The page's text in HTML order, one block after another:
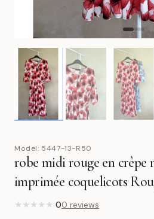
Model: 5447-13-R50
robe midi rouge en crêpe
imprimée coquelicots
★ ★ ★ ★ ★ 00 reviews